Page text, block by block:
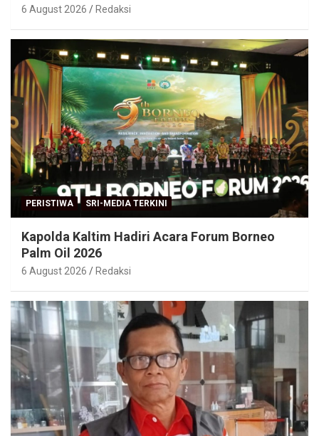
6 August 2026 Redaksi
PERISTIWA SRI-MEDIA TERKINI
Kapolda Kaltim Hadiri Acara Forum Borneo
Palm Oil 2026
6 August 2026 Redaksi